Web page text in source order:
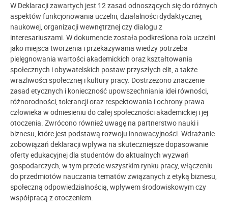
W Deklaracji zawartych jest 12 zasad odnoszących się do różnych
aspektów funkcjonowania uczelni, działalności dydaktycznej,
naukowej, organizacji wewnętrznej czy dialogu z
interesariuszami. W dokumencie została podkreślona rola uczelni
jako miejsca tworzenia i przekazywania wiedzy potrzeba
pielęgnowania wartości akademickich oraz kształtowania
społecznych i obywatelskich postaw przyszłych elit, a także
wrażliwości społecznej i kultury pracy. Dostrzeżono znaczenie
zasad etycznych i konieczność upowszechniania idei równości,
różnorodności, tolerancji oraz respektowania i ochrony prawa
człowieka w odniesieniu do całej społeczności akademickiej i jej
otoczenia. Zwrócono również uwagę na partnerstwo nauki i
biznesu, które jest podstawą rozwoju innowacyjności. Wdrażanie
zobowiązań deklaracji wpływa na skuteczniejsze dopasowanie
oferty edukacyjnej dla studentów do aktualnych wyzwań
gospodarczych, w tym przede wszystkim rynku pracy, włączeniu
do przedmiotów nauczania tematów związanych z etyką biznesu,
społeczną odpowiedzialnością, wpływem środowiskowym czy
współpracą z otoczeniem.